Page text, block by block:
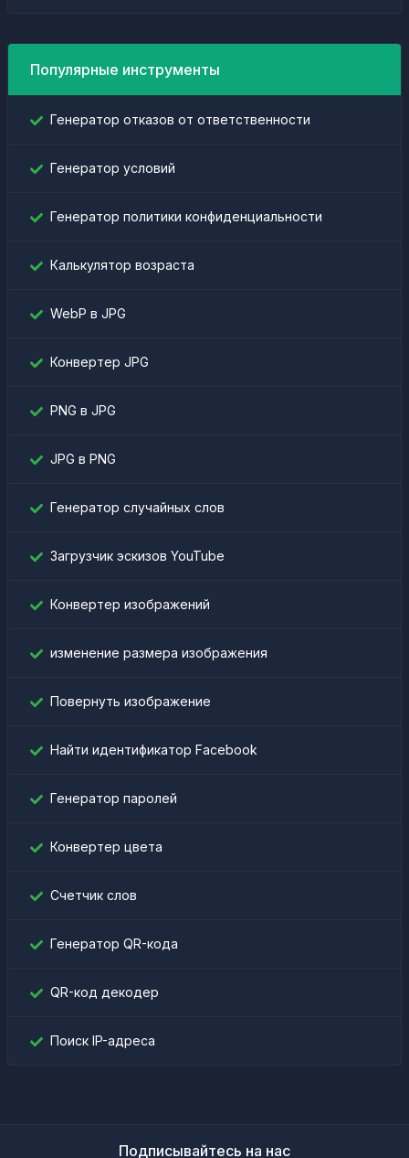
Популярные инструменты
Генератор отказов от ответственности
Генератор условий
Генератор политики конфиденциальности
Калькулятор возраста
WebP в JPG
Конвертер JPG
PNG в JPG
JPG в PNG
Генератор случайных слов
Загрузчик эскизов YouTube
Конвертер изображений
изменение размера изображения
Повернуть изображение
Найти идентификатор Facebook
Генератор паролей
Конвертер цвета
Счетчик слов
Генератор QR-кода
QR-код декодер
Поиск IP-адреса
Подписывайтесь на нас